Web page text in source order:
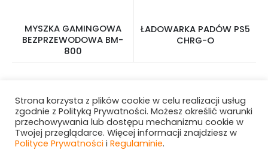
MYSZKA GAMINGOWA
BEZPRZEWODOWA BM-
800
ŁADOWARKA PADÓW PS5
CHRG-O
Strona korzysta z plików cookie w celu realizacji usług
zgodnie z Polityką Prywatności. Możesz określić warunki
przechowywania lub dostępu mechanizmu cookie w
Twojej przeglądarce. Więcej informacji znajdziesz w
Polityce Prywatności i Regulaminie.